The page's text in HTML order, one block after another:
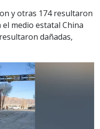
y otras 174 resultaron
medio estatal China
dañadas,